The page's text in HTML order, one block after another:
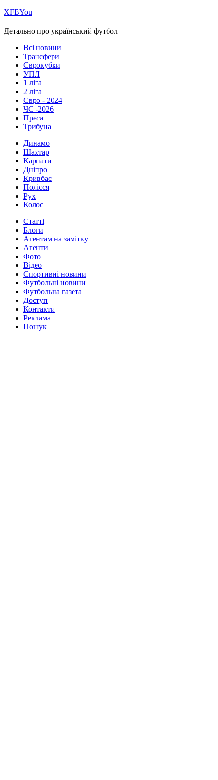
ХFBYou
Детально про український футбол
Всі новини
Трансфери
Єврокубки
УПЛ
1 ліга
2 ліга
Євро - 2024
ЧС -2026
Преса
Трибуна
Динамо
Шахтар
Карпати
Дніпро
Кривбас
Полісся
Рух
Колос
Статті
Блоги
Агентам на замітку
Агенти
Фото
Відео
Спортивні новини
Футбольні новини
Футбольна газета
Доступ
Контакти
Реклама
Пошук